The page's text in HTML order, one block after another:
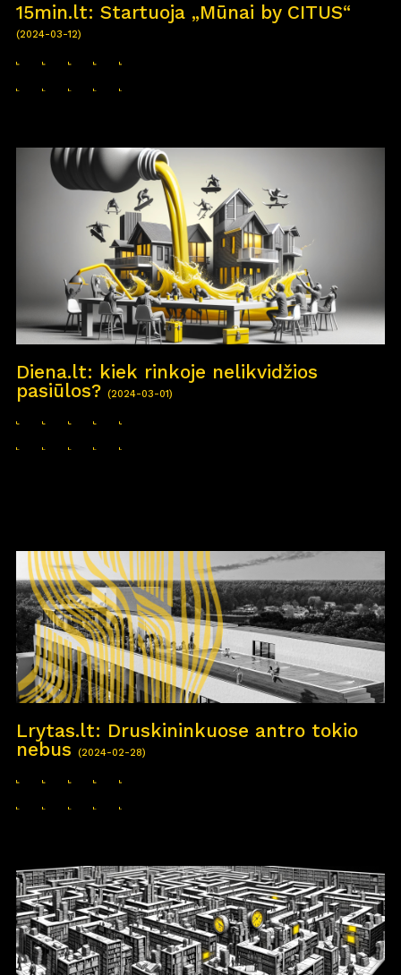
15min.lt: Startuoja „Mūnai by CITUS“
(2024-03-12)
Diena.lt: kiek rinkoje nelikvidžios
pasiūlos? (2024-03-01)
Lrytas.lt: Druskininkuose antro tokio
nebus
(2024-02-28)